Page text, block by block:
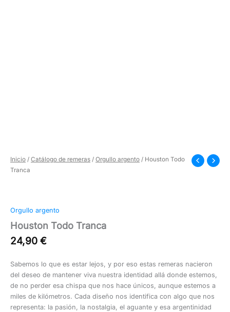
Inicio / Catálogo de remeras / Orgullo argento / Houston Todo
Tranca
Orgullo argento
Houston Todo Tranca
24,90 €
Sabemos lo que es estar lejos, y por eso estas remeras nacieron
del deseo de mantener viva nuestra identidad allá donde estemos,
de no perder esa chispa que nos hace únicos, aunque estemos a
miles de kilómetros. Cada diseño nos identifica con algo que nos
representa: la pasión, la nostalgia, el aguante y esa argentinidad